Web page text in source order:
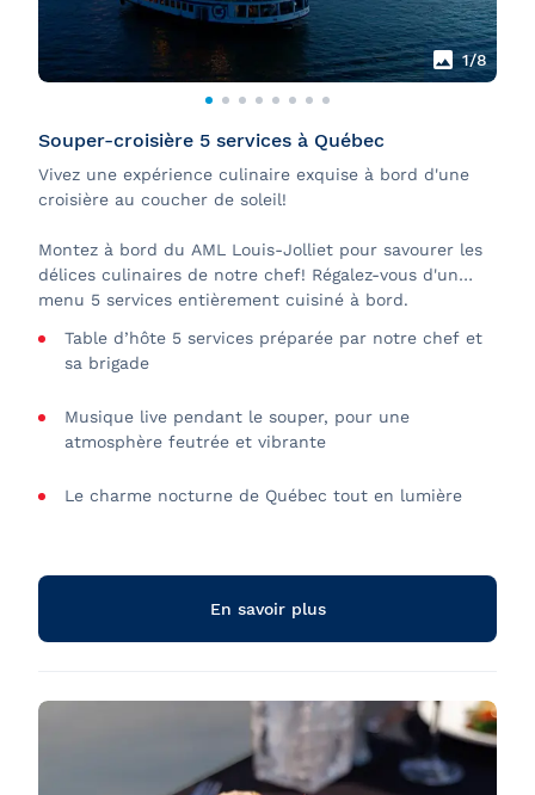
1/8
Souper-croisière 5 services à Québec
Vivez une expérience culinaire exquise à bord d'une
croisière au coucher de soleil!
Montez à bord du AML Louis-Jolliet pour savourer les
délices culinaires de notre chef! Régalez-vous d'un
menu 5 services entièrement cuisiné à bord.
Table d’hôte 5 services préparée par notre chef et
sa brigade
Musique live pendant le souper, pour une
atmosphère feutrée et vibrante
Le charme nocturne de Québec tout en lumière
Décor et ambiance changeant au fil de l'eau
En savoir plus